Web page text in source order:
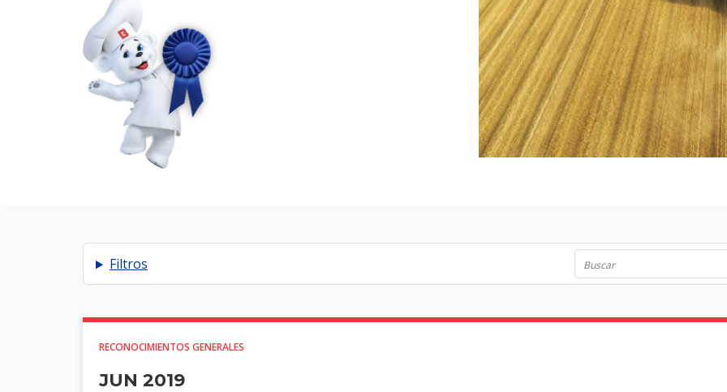
Filtros
RECONOCIMIENTOS GENERALES
JUN 2019